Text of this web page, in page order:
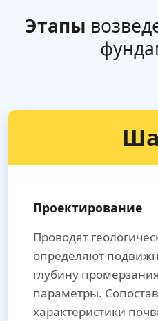
Этапы
Проектирование
Проводят
определяют
глубину
параметры.
характеристики